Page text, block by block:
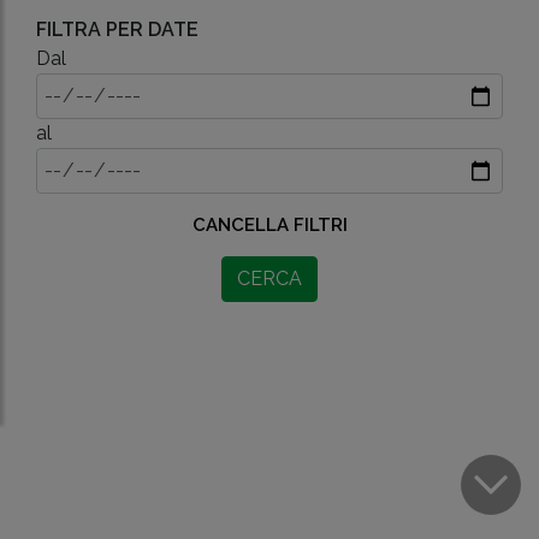
FILTRA PER DATE
Dal
al
CANCELLA FILTRI
CERCA